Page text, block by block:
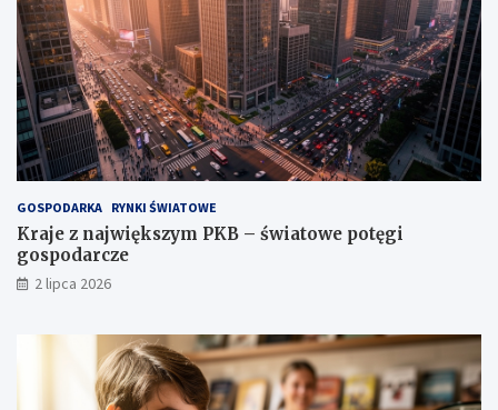
GOSPODARKA RYNKI ŚWIATOWE
Kraje z największym PKB – światowe potęgi
gospodarcze
2 lipca 2026